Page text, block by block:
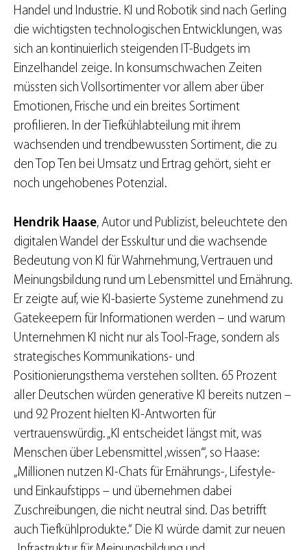
Handel und Industrie. KI und Robotik sind nach Gerling
die wichtigsten technologischen Entwicklungen, was
sich an kontinuierlich steigenden IT-Budgets im
Einzelhandel zeige. In konsumschwachen Zeiten
müssten sich Vollsortimenter vor allem aber über
Emotionen, Frische und ein breites Sortiment
profilieren. In der Tiefkühlabteilung mit ihrem
wachsenden und trendbewussten Sortiment, die zu
den Top Ten bei Umsatz und Ertrag gehört, sieht er
noch ungehobenes Potenzial.
Hendrik Haase, Autor und Publizist, beleuchtete den
digitalen Wandel der Esskultur und die wachsende
Bedeutung von KI für Wahrnehmung, Vertrauen und
Meinungsbildung rund um Lebensmittel und Ernährung.
Er zeigte auf, wie KI-basierte Systeme zunehmend zu
Gatekeepern für Informationen werden – und warum
Unternehmen KI nicht nur als Tool-Frage, sondern als
strategisches Kommunikations- und
Positionierungsthema verstehen sollten. 65 Prozent
aller Deutschen würden generative KI bereits nutzen –
und 92 Prozent hielten KI-Antworten für
vertrauenswürdig. „KI entscheidet längst mit, was
Menschen über Lebensmittel ‚wissen‘“, so Haase:
„Millionen nutzen KI-Chats für Ernährungs-, Lifestyle-
und Einkaufstipps – und übernehmen dabei
Zuschreibungen, die nicht neutral sind. Das betrifft
auch Tiefkühlprodukte.“ Die KI würde damit zur neuen